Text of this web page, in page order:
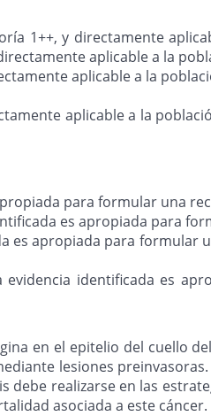
1++, y directamente
aplicable a la
aplicable a la
aplicable a la
para formular una
es apropiada para
es apropiada para
identificada es
en el epitelio del cuello
lesiones
debe realizarse en las
asociada a este cáncer.